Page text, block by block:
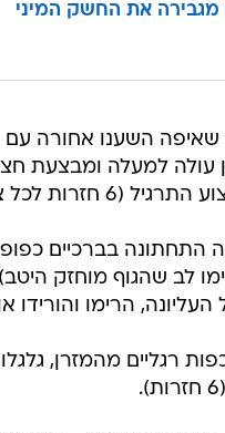
מגבירה את החשק המיני
שאיפה השענו אחורה
עולה למעלה ומבצעת
חזרות לכל צד).
בברכיים
לב שהגוף מוחזק
רגליים מהמזרן,